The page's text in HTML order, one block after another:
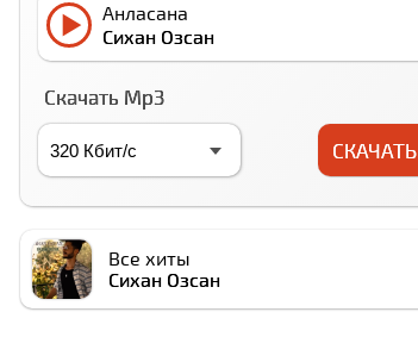
Анласана
Cихан Озcан
Скачать Mp3
СКАЧАТЬ
Все хиты
Cихан Озcан